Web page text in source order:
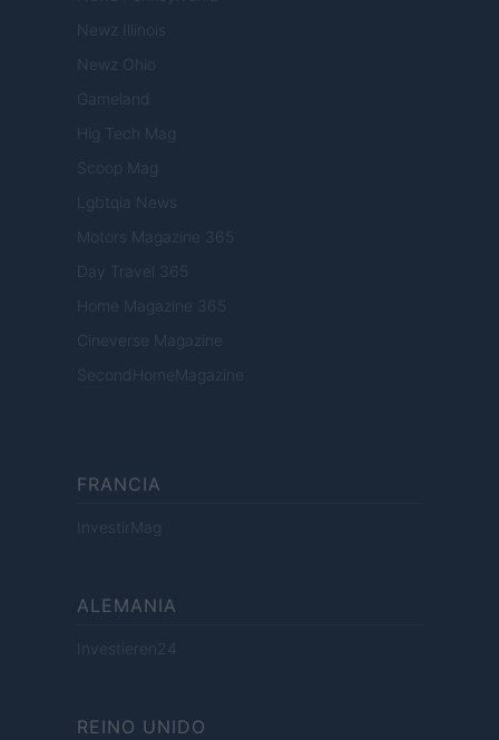
Newz Illinois
Newz Ohio
Gameland
Hig Tech Mag
Scoop Mag
Lgbtqia News
Motors Magazine 365
Day Travel 365
Home Magazine 365
Cineverse Magazine
SecondHomeMagazine
FRANCIA
InvestirMag
ALEMANIA
Investieren24
REINO UNIDO